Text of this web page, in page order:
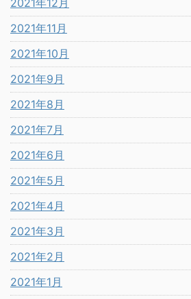
2021年11月
2021年10月
2021年9月
2021年8月
2021年7月
2021年6月
2021年5月
2021年4月
2021年3月
2021年2月
2021年1月